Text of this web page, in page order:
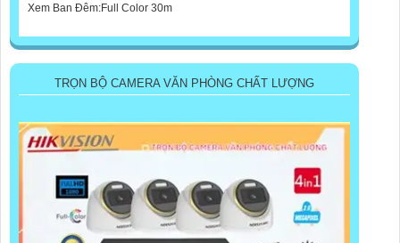
Xem Ban Đêm:Full Color 30m
TRỌN BỘ CAMERA VĂN PHÒNG CHẤT LƯỢNG